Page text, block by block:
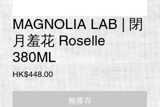
MAGNOLIA LAB | 閉
月羞花 Roselle
380ML
HK$448.00價
無庫存